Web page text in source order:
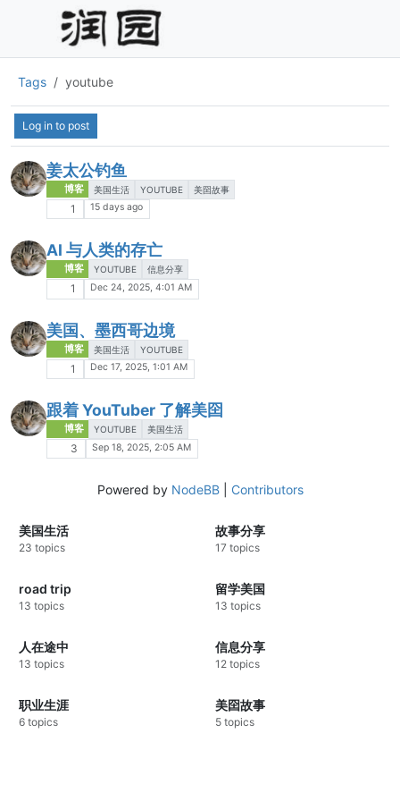
Tags youtube
Log in to post
姜太公钓鱼
博客 美国生活 YOUTUBE 美囶故事
1 15 days ago
AI 与人类的存亡
博客 YOUTUBE 信息分享
1 Dec 24, 2025, 4:01 AM
美国、墨西哥边境
博客 美国生活 YOUTUBE
1 Dec 17, 2025, 1:01 AM
跟着 YouTuber 了解美囶
博客 YOUTUBE 美国生活
3 Sep 18, 2025, 2:05 AM
Powered by NodeBB| Contributors
美国生活
23 topics
故事分享
17 topics
road trip
13 topics
留学美国
13 topics
人在途中
13 topics
信息分享
12 topics
职业生涯
6 topics
美囶故事
5 topics